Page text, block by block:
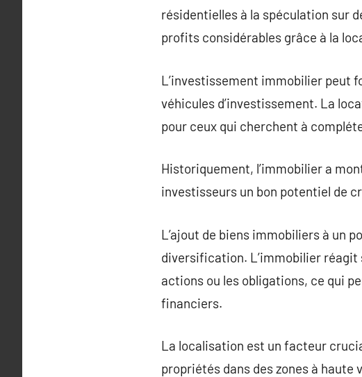
résidentielles à la spéculation sur
profits considérables grâce à la
L’investissement immobilier peut
véhicules d’investissement. La
pour ceux qui cherchent à
Historiquement, l’immobilier a
investisseurs un bon potentiel de
L’ajout de biens immobiliers à un
diversification. L’immobilier
actions ou les obligations, ce qui
financiers.
La localisation est un facteur
propriétés dans des zones à